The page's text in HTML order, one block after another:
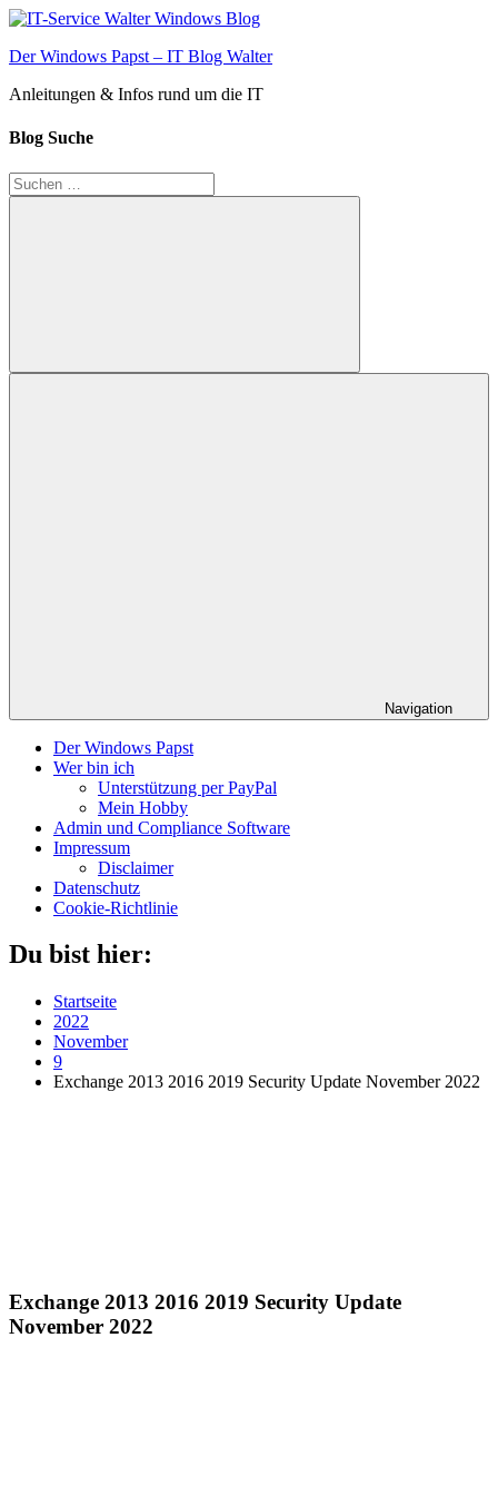
Zum
springen
Der Windows Papst – IT Blog Walter
Anleitungen & Infos rund um die IT
Blog Suche
Suchen
nach:
Suchen
Navigation
Der Windows Papst
Wer bin ich
Unterstützung per PayPal
Mein Hobby
Admin und Compliance Software
Impressum
Disclaimer
Datenschutz
Cookie-Richtlinie
Du bist hier:
Startseite
2022
November
9
Exchange 2013 2016 2019 Security Update November 2022
Exchange 2013 2016 2019 Security Update
November 2022